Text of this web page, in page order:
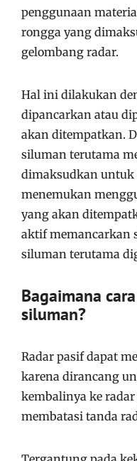
penggunaan
rongga yang
gelombang radar.
Hal ini dilakukan
dipancarkan atau
akan ditempatkan.
siluman terutama
dimaksudkan
menemukan
yang akan
aktif memancarkan
siluman terutama
Bagaimana
siluman?
Radar pasif dapat
karena dirancang
kembalinya ke
membatasi tanda